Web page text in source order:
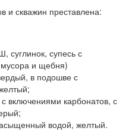
и скважин преставлена:
суглинок, супесь с
мусора и щебня)
в подошве с
включениями карбонатов, с
водой, желтый.